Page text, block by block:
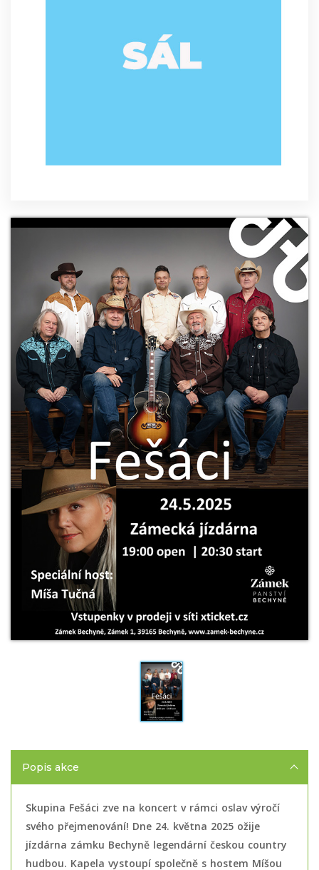
Popis akce
Skupina Fešáci zve na koncert v rámci oslav výročí
svého přejmenování! Dne 24. května 2025 ožije
jízdárna zámku Bechyně legendární českou country
hudbou. Kapela vystoupí společně s hostem Míšou